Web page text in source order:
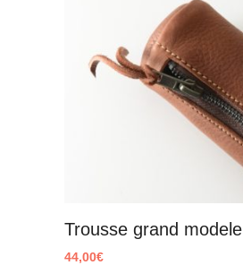
Trousse grand modele
44,00€